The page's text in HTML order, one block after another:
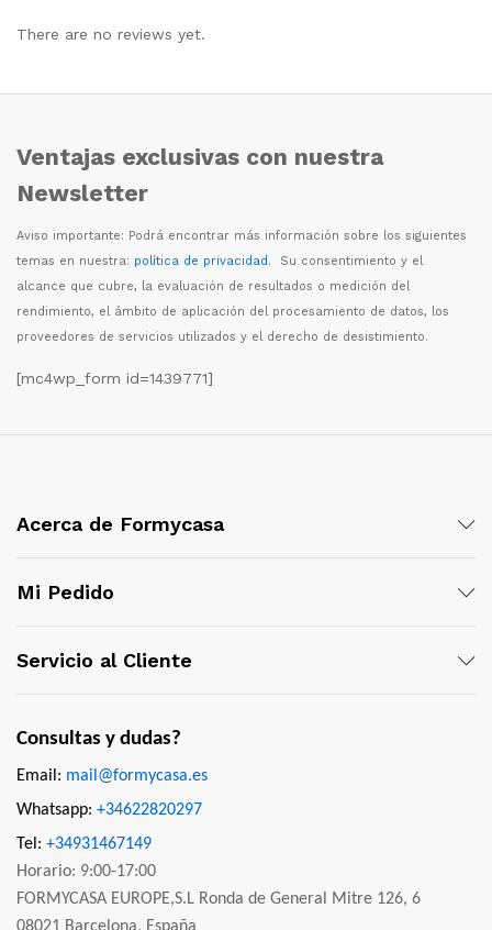
There are no reviews yet.
Ventajas exclusivas con nuestra
Newsletter
Aviso importante: Podrá encontrar más información sobre los siguientes
temas en nuestra: política de privacidad. Su consentimiento y el
alcance que cubre, la evaluación de resultados o medición del
rendimiento, el ámbito de aplicación del procesamiento de datos, los
proveedores de servicios utilizados y el derecho de desistimiento.
[mc4wp_form id=1439771]
Acerca de Formycasa
Mi Pedido
Servicio al Cliente
Consultas y dudas?
Email: mail@formycasa.es
Whatsapp: +34622820297
Tel: +34931467149
Horario: 9:00-17:00
FORMYCASA EUROPE,S.L Ronda de General Mitre 126, 6